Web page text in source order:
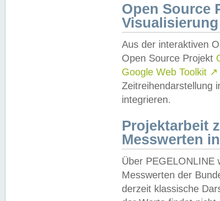
Open Source
Visualisierung
Aus der interaktiven
Open Source Projekt
Google Web Toolkit ↗
Zeitreihendarstellung
integrieren.
Projektarbeit
Messwerten
Über PEGELONLINE
Messwerten der
derzeit klassische